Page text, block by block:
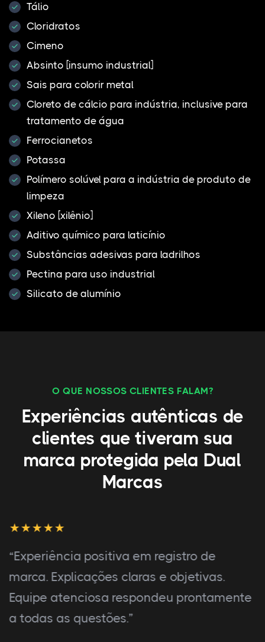
Tálio
Cloridratos
Cimeno
Absinto [insumo industrial]
Sais para colorir metal
Cloreto de cálcio para indústria, inclusive para
tratamento de água
Ferrocianetos
Potassa
Polímero solúvel para a indústria de produto de
limpeza
Xileno [xilênio]
Aditivo químico para laticínio
Substâncias adesivas para ladrilhos
Pectina para uso industrial
Silicato de alumínio
O QUE NOSSOS CLIENTES FALAM?
Experiências autênticas de
clientes que tiveram sua
marca protegida pela Dual
Marcas
“Experiência positiva em registro de
marca. Explicações claras e objetivas.
Equipe atenciosa respondeu prontamente
a todas as questões.”